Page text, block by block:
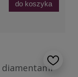
do koszyka
diamentami